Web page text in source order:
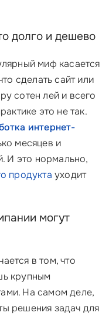
долго и дешево
миф касается
сделать сайт или
сотен лей и всего
это не так.
интернет-
месяцев и
И это нормально,
продукта уходит
могут
в том, что
крупным
На самом деле,
решения задач для